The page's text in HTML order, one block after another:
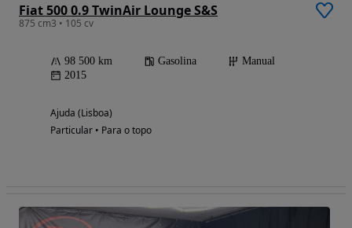
Fiat 500 0.9 TwinAir Lounge S&S
875 cm3 • 105 cv
98 500 km Gasolina
Manual
2015
Ajuda (Lisboa)
Particular • Para o topo